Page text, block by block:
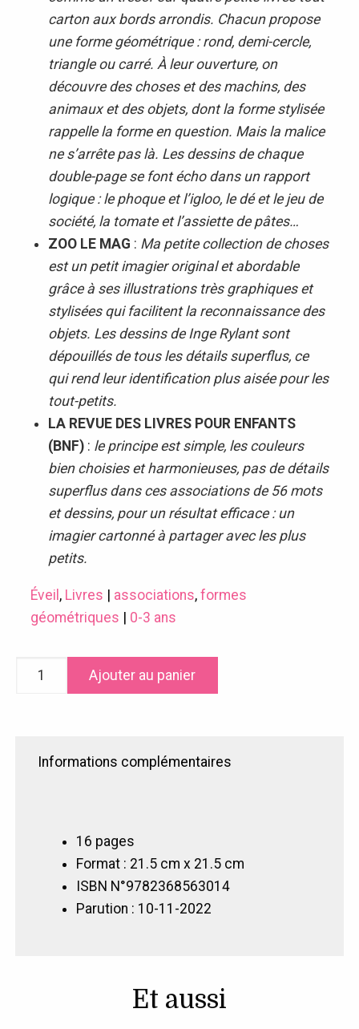
carton aux bords arrondis. Chacun propose
une forme géométrique : rond, demi-cercle,
triangle ou carré. À leur ouverture, on
découvre des choses et des machins, des
animaux et des objets, dont la forme stylisée
rappelle la forme en question. Mais la malice
ne s’arrête pas là. Les dessins de chaque
double-page se font écho dans un rapport
logique : le phoque et l’igloo, le dé et le jeu de
société, la tomate et l’assiette de pâtes…
ZOO LE MAG : Ma petite collection de choses
est un petit imagier original et abordable
grâce à ses illustrations très graphiques et
stylisées qui facilitent la reconnaissance des
objets. Les dessins de Inge Rylant sont
dépouillés de tous les détails superflus, ce
qui rend leur identification plus aisée pour les
tout-petits.
LA REVUE DES LIVRES POUR ENFANTS
(BNF): le principe est simple, les couleurs
bien choisies et harmonieuses, pas de détails
superflus dans ces associations de 56 mots
et dessins, pour un résultat efficace : un
imagier cartonné à partager avec les plus
petits.
Éveil , Livres associations, formes
géométriques
0-3 ans
Ajouter au panier
Informations complémentaires
16 pages
Format : 21.5 cm x 21.5 cm
ISBN N°9782368563014
Parution : 10-11-2022
Et aussi